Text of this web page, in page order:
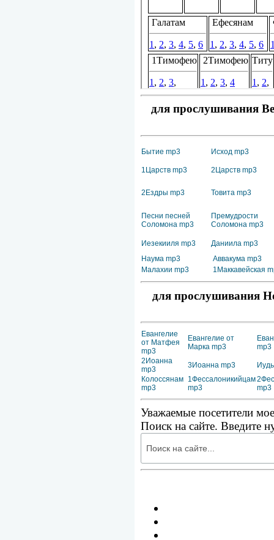
для прослушивания
Бытие mp3 Исход mp3
1Царств mp3 2Царств mp3
2Ездры mp3 Товита mp3
Песни песней
Соломона mp3
Премудрости
Соломона mp3
Иезекииля mp3
Даниила mp3
Наума mp3
Аввакума mp3
Малахии mp3
1Маккавейская
для прослушивания
Евангелие
от Матфея
mp3
Евангелие от
Марка mp3
mp3
2Иоанна
mp3
3Иоанна mp3
Колоссянам
mp3
1Фессалоникийцам
mp3
mp3
Уважаемые посетители
Поиск на сайте. Введите